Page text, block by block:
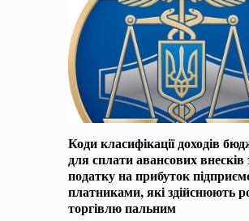
Коди класифікації доходів
для сплати авансових внесків
податку на прибуток
платниками, які здійснюють
торгівлю пальним